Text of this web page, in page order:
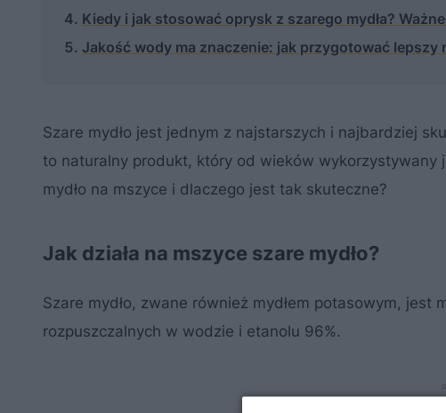
Kiedy i jak stosować oprysk z szarego mydła?
Jakość wody ma znaczenie: jak przygotować lepszy
Szare mydło jest jednym z najstarszych i najbardziej
to naturalny produkt, który od wieków wykorzystywany
mydło na mszyce i dlaczego jest tak skuteczne?
Jak działa na mszyce szare mydło?
Szare mydło, zwane również mydłem potasowym, jest
rozpuszczalnych w wodzie i etanolu 96%.